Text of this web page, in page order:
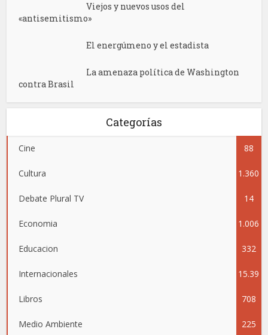
Viejos y nuevos usos del
«antisemitismo»
El energúmeno y el estadista
La amenaza política de Washington
contra Brasil
Categorías
Cine 88
Cultura 1.360
Debate Plural TV 14
Economia 1.006
Educacion 332
Internacionales 15.39
5
Libros 708
Medio Ambiente 225